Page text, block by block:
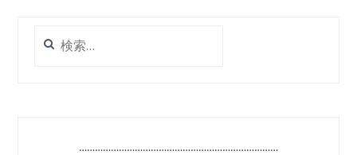
索:
…………………………………………………………………